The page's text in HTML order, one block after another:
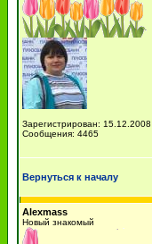
Зарегистрирован: 15.12.2008
Сообщения: 4465
Вернуться к началу
Alexmass
Новый знакомый